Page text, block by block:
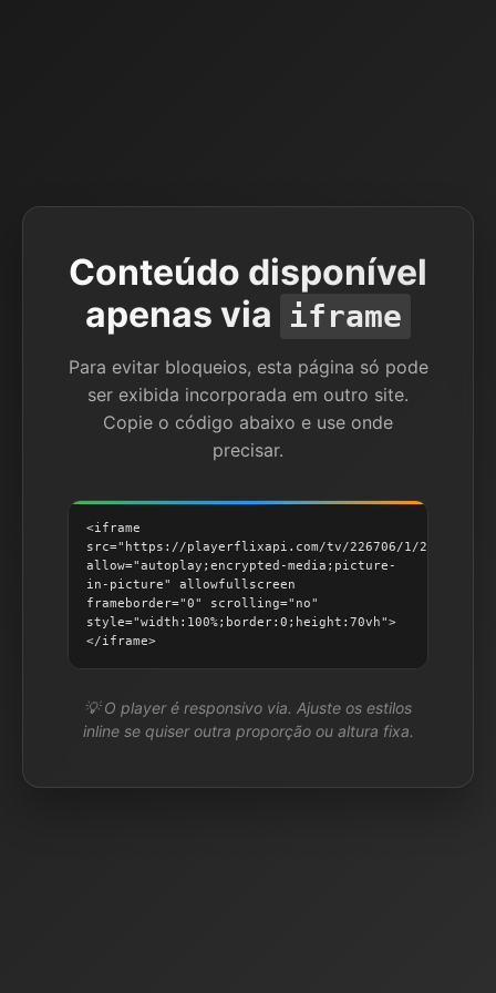
Conteúdo disponível
apenas via iframe
Para evitar bloqueios, esta página só pode
ser exibida incorporada em outro site.
Copie o código abaixo e use onde
precisar.
<iframe
src="https://playerflixapi.com/tv/226706/1/2"
allow="autoplay;encrypted-media;picture-
in-picture" allowfullscreen
frameborder="0" scrolling="no"
style="width:100%;border:0;height:70vh">
</iframe>
💡 O player é responsivo via. Ajuste os estilos
inline se quiser outra proporção ou altura fixa.